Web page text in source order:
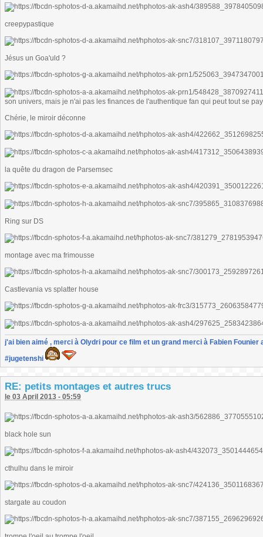
creepypastique
Jésus un Goa'uld ?
son univers, mais je n'ai pas les finances de l'authentique fan qui peut tout se
Chérie, le miroir déconne
la quête du dragon de Parsemsec
Ring sur DS
montage avec ma frimousse
Castlevania vs splatter house
j'ai bien aimé , merci à Olydri pour ce film et un grand merci à Fabien
#jugetenshi
RE: petits montages et autres trucs
le 03 April 2013 - 05:59
black hole sun
cthulhu dans le miroir
stargate au coudon